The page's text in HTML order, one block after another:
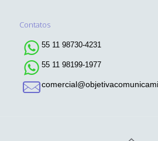
Contatos
55 11 98730-4231
55 11 98199-1977